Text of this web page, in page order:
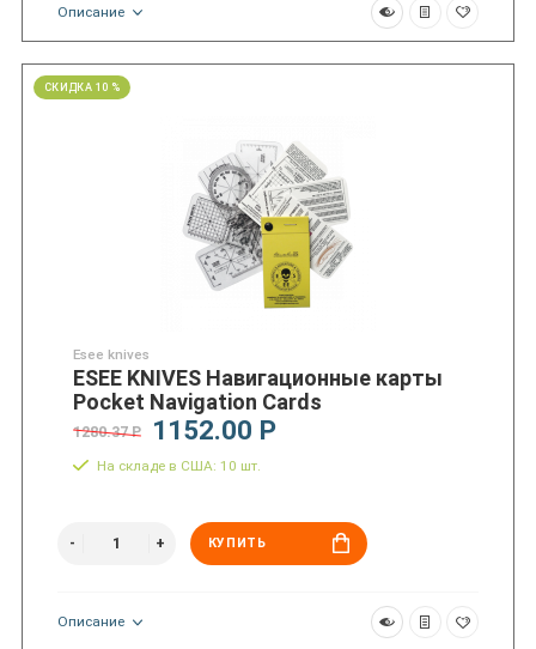
Описание
СКИДКА 10 %
Esee knives
ESEE KNIVES Навигационные карты
Pocket Navigation Cards
1280.37 Р 1152.00 Р
На складе в США: 10 шт.
КУПИТЬ
Описание